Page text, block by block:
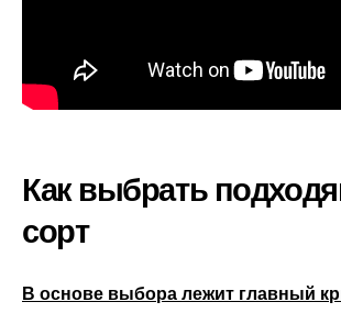
Как выбрать
сорт
В основе выбора лежит главный